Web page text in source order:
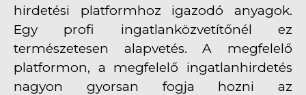
hirdetési platformhoz igazodó anyagok.
Egy profi ingatlanközvetítőnél ez
természetesen alapvetés. A megfelelő
platformon, a megfelelő ingatlanhirdetés
nagyon gyorsan fogja hozni az